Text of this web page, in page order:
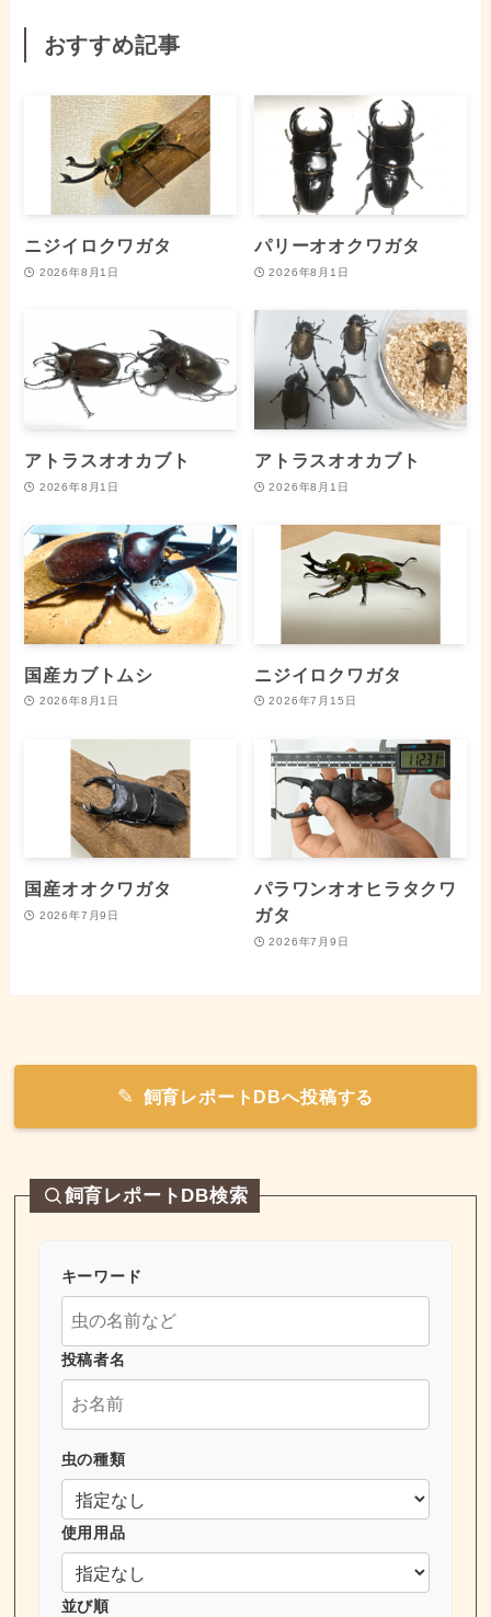
おすすめ記事
ニジイロクワガタ
2026年8月1日
パリーオオクワガタ
2026年8月1日
アトラスオオカブト
2026年8月1日
アトラスオオカブト
2026年8月1日
国産カブトムシ
2026年8月1日
ニジイロクワガタ
2026年7月15日
国産オオクワガタ
2026年7月9日
パラワンオオヒラタクワ
ガタ
2026年7月9日
飼育レポートDBへ投稿する
飼育レポートDB検索
キーワード
投稿者名
虫の種類
使用用品
並び順